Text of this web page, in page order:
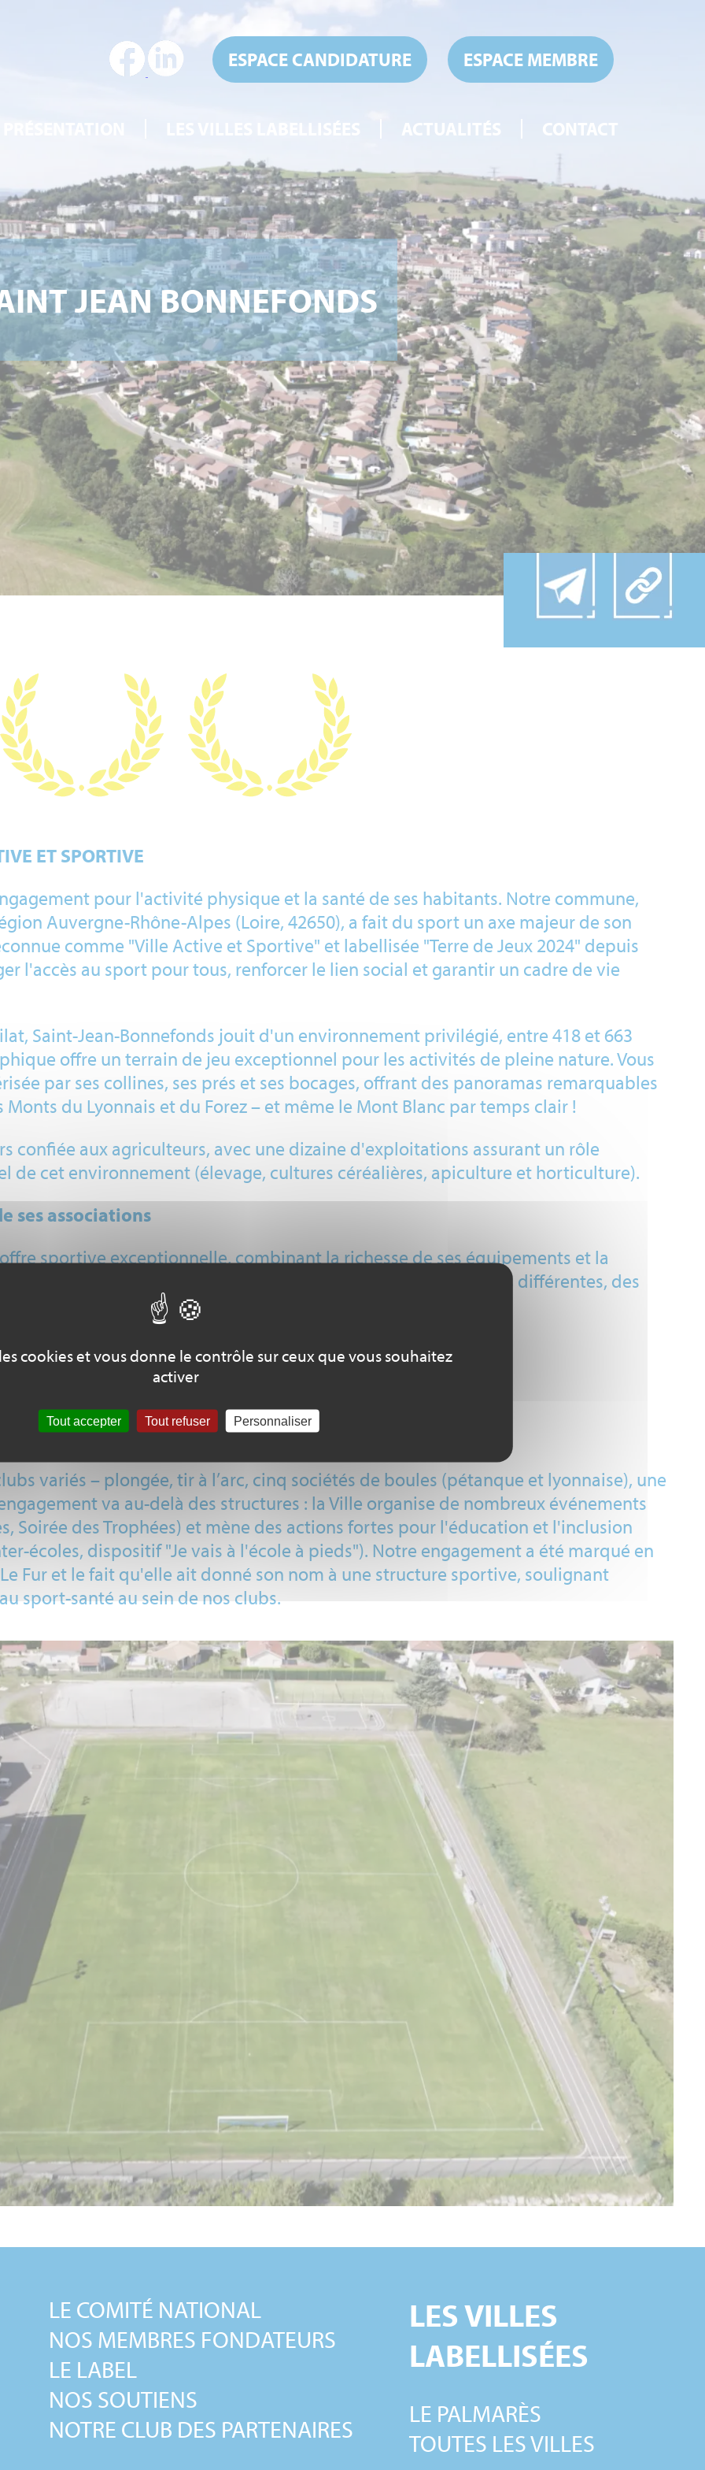
ESPACE CANDIDATURE ESPACE MEMBRE
LES VILLES LABELLISÉES ACTUALITÉS CONTACT
JEAN BONNEFONDS
ET SPORTIVE
pour l'activité physique et la santé de ses habitants. Notre commune,
Auvergne-Rhône-Alpes (Loire, 42650), a fait du sport un axe majeur de son
comme "Ville Active et Sportive" et labellisée "Terre de Jeux 2024" depuis
l'accès au sport pour tous, renforcer le lien social et garantir un cadre de vie
Saint-Jean-Bonnefonds jouit d'un environnement privilégié, entre 418 et 663
offre un terrain de jeu exceptionnel pour les activités de pleine nature. Vous
par ses collines, ses prés et ses bocages, offrant des panoramas remarquables
Monts du Lyonnais et du Forez – et même le Mont Blanc par temps clair !
confiée aux agriculteurs, avec une dizaine d'exploitations assurant un rôle
de cet environnement (élevage, cultures céréalières, apiculture et horticulture).
ses associations
sportive exceptionnelle, combinant la richesse de ses équipements et la
atoutrichesse, la commune propose une vingtaine de disciplines différentes, des
surface synthétique.
deux city stades et trois aires de fitness en accès libre.
variés – plongée, tir à l’arc, cinq sociétés de boules (pétanque et lyonnaise), une
va au-delà des structures : la Ville organise de nombreux événements
Soirée des Trophées) et mène des actions fortes pour l'éducation et l'inclusion
écoles, dispositif "Je vais à l'école à pieds"). Notre engagement a été marqué en
Fur et le fait qu'elle ait donné son nom à une structure sportive, soulignant
sport-santé au sein de nos clubs.
LE COMITÉ NATIONAL
NOS MEMBRES FONDATEURS
LE LABEL
NOS SOUTIENS
NOTRE CLUB DES PARTENAIRES
LES VILLES
LABELLISÉES
LE PALMARÈS
TOUTES LES VILLES
cookies et vous donne le contrôle sur ceux que vous souhaitez
activer
Tout accepter Tout refuser Personnaliser